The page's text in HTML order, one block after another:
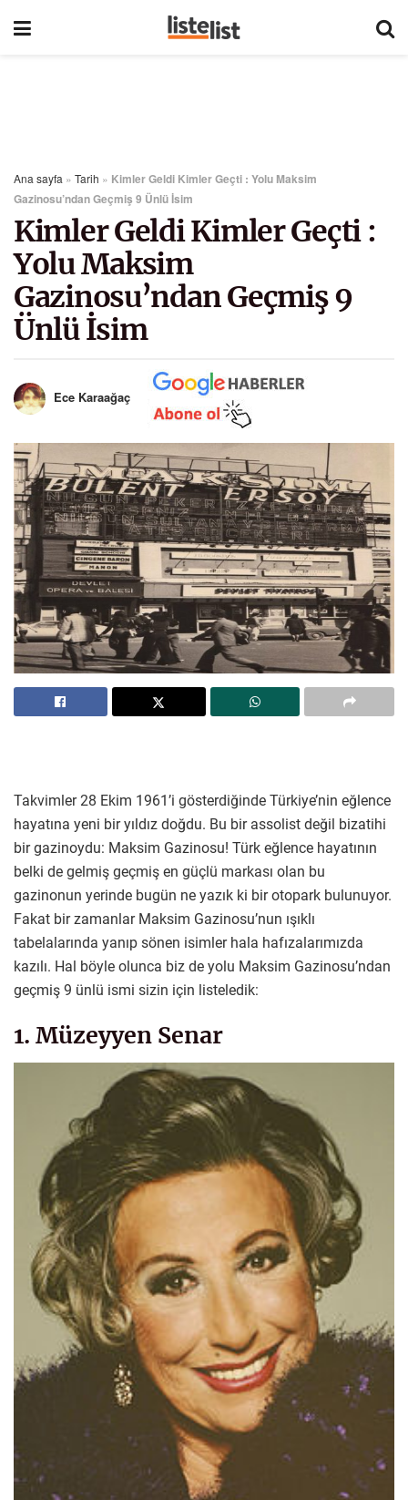
Ana sayfa » Tarih » Kimler Geldi Kimler Geçti : Yolu Maksim
Gazinosu’ndan Geçmiş 9 Ünlü İsim
Kimler Geldi Kimler Geçti :
Yolu Maksim
Gazinosu’ndan Geçmiş 9
Ünlü İsim
Ece Karaağaç
Takvimler 28 Ekim 1961’i gösterdiğinde Türkiye’nin eğlence
hayatına yeni bir yıldız doğdu. Bu bir assolist değil bizatihi
bir gazinoydu: Maksim Gazinosu! Türk eğlence hayatının
belki de gelmiş geçmiş en güçlü markası olan bu
gazinonun yerinde bugün ne yazık ki bir otopark bulunuyor.
Fakat bir zamanlar Maksim Gazinosu’nun ışıklı
tabelalarında yanıp sönen isimler hala hafızalarımızda
kazılı. Hal böyle olunca biz de yolu Maksim Gazinosu’ndan
geçmiş 9 ünlü ismi sizin için listeledik:
1. Müzeyyen Senar